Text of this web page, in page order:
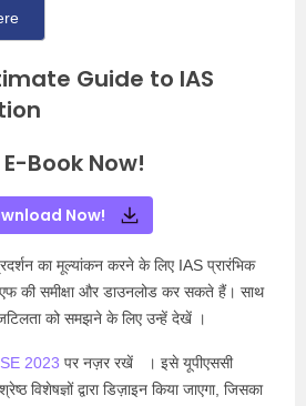
Guide to IAS
Book Now!
Now!
का मूल्यांकन करने के लिए IAS प्रारंभिक
की समीक्षा और डाउनलोड कर सकते हैं। साथ
को समझने के लिए उन्हें देखें ।
2023 पर नज़र रखें । इसे यूपीएससी
विशेषज्ञों द्वारा डिज़ाइन किया जाएगा, जिसका